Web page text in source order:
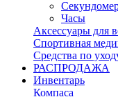
Часы
Аксессуары для
Спортивная
Средства по
РАСПРОДАЖА
Инвентарь
Компаса